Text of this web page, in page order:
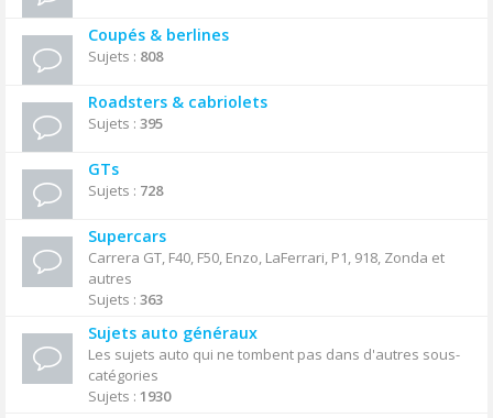
Coupés & berlines
Sujets : 808
Roadsters & cabriolets
Sujets : 395
GTs
Sujets : 728
Supercars
Carrera GT, F40, F50, Enzo, LaFerrari, P1, 918, Zonda et
autres
Sujets : 363
Sujets auto généraux
Les sujets auto qui ne tombent pas dans d'autres sous-
catégories
Sujets : 1930